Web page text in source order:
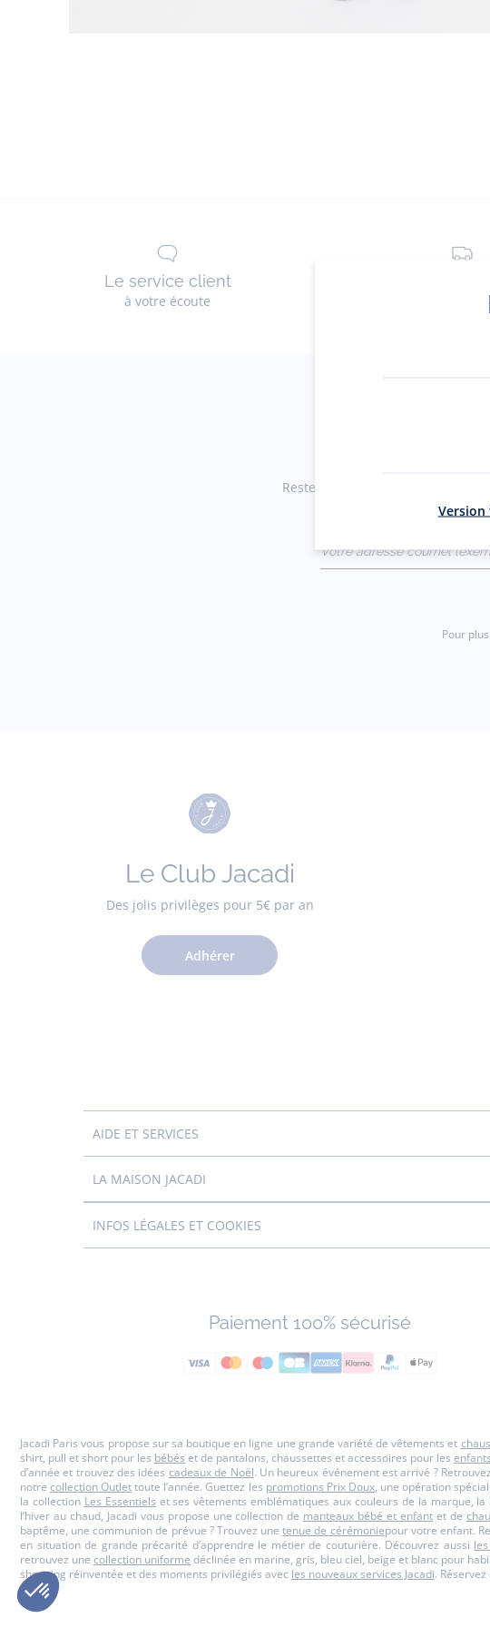
Le service client
à votre écoute gratuites en
Restez informés des nouveautés
(exemple :
jacquesadit@gmail.com)
Pour
Le Club Jacadi
Des jolis privilèges pour 5€ par an
Adhérer
AIDE ET SERVICES
LA MAISON JACADI
INFOS LÉGALES ET COOKIES
Paiement 100% sécurisé
Jacadi Paris vous propose sur sa boutique en ligne une grande variété de vêtements et
shirt, pull et short pour les bébés et de pantalons, chaussettes et accessoires pour lesenfants
d’année et trouvez des idées cadeaux de Noël. Un heureux événement est arrivé ?
notrecollection Outlettoute l’année. Guettez les promotions Prix Doux, une opération
la collection Les Essentiels et ses vêtements emblématiques aux couleurs de la marque,
l’hiver au chaud, Jacadi vous propose une collection de manteaux bébé et enfant et de
baptême, une communion de prévue ? Trouvez unetenue de cérémoniepour votre enfant.
en situation de grande précarité d’apprendre le métier de couturière. Découvrez aussi
retrouvez une collection uniforme déclinée en marine, gris, bleu ciel, beige et blanc pour
shopping réinventée et des moments privilégiés avec les nouveaux services Jacadi.
Version